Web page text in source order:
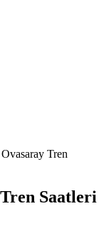
Tren
Saatleri